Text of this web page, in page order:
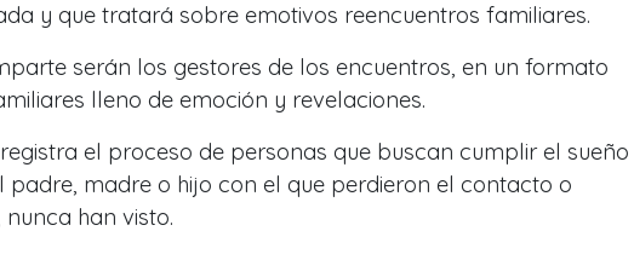
y que tratará sobre emotivos reencuentros familiares.
serán los gestores de los encuentros, en un formato
lleno de emoción y revelaciones.
el proceso de personas que buscan cumplir el sueño
padre, madre o hijo con el que perdieron el contacto o
han visto.